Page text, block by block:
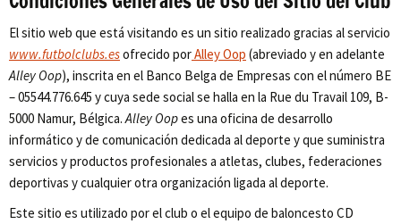
El sitio web que está visitando es un sitio realizado gracias al servicio
www.futbolclubs.esofrecido porAlley Oop (abreviado y en adelante
Alley Oop), inscrita en el Banco Belga de Empresas con el número BE
– 05544.776.645 y cuya sede social se halla en la Rue du Travail 109, B-
5000 Namur, Bélgica.Alley Oopes una oficina de desarrollo
informático y de comunicación dedicada al deporte y que suministra
servicios y productos profesionales a atletas, clubes, federaciones
deportivas y cualquier otra organización ligada al deporte.
Este sitio es utilizado por el club o el equipo de baloncesto CD